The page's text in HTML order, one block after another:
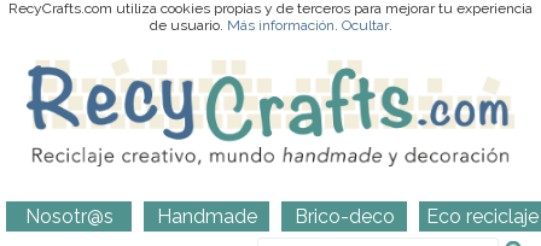
RecyCrafts.com utiliza cookies propias y de terceros para mejorar tu experiencia
de usuario. Más información. Ocultar.
Nosotr@s Handmade Brico-deco Eco reciclaje